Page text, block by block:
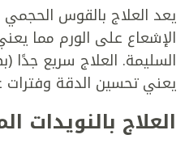
يعد العلاج بالقوس
الإشعاع على الورم مما
السليمة. العلاج سريع
يعني تحسين الدقة وفترات
العلاج بالنويدات